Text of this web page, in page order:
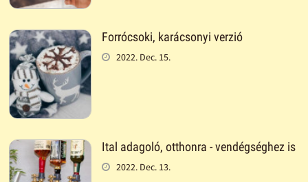
Forrócsoki, karácsonyi verzió
2022. Dec. 15.
Ital adagoló, otthonra - vendégséghez is
2022. Dec. 13.